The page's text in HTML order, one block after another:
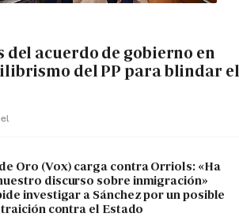
del acuerdo de gobierno en
del PP para blindar el
Oro (Vox) carga contra Orriols: «Ha
discurso sobre inmigración»
investigar a Sánchez por un posible
contra el Estado